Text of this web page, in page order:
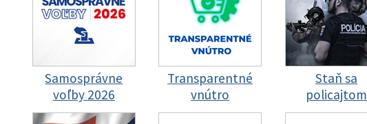
Samosprávne
voľby 2026
Transparentné
vnútro
Staň sa
policajtom